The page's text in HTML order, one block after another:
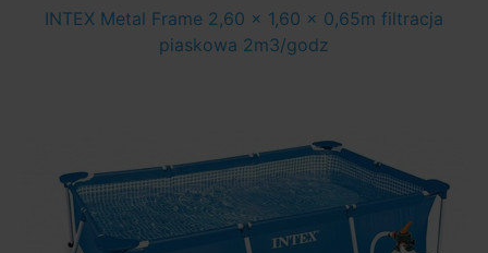
INTEX Metal Frame 2,60 x 1,60 x 0,65m filtracja
piaskowa 2m3/godz